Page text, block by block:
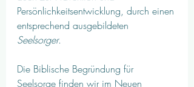
Persönlichkeitsentwicklung, durch einen
entsprechend ausgebildeten
Seelsorger.
Die Biblische Begründung für
Seelsorge finden wir im Neuen